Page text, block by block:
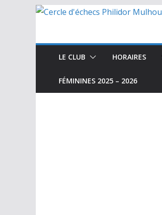
Passer
LE CLUB HORAIRES
FÉMININES 2025 – 2026